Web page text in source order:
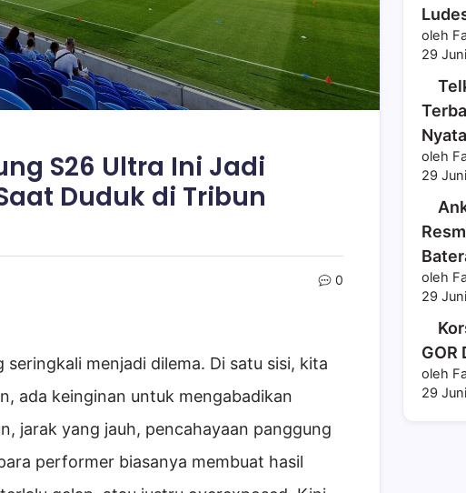
S26 Ultra Ini Jadi
Duduk di Tribun
0
menjadi dilema. Di satu sisi, kita
ada keinginan untuk mengabadikan
jarak yang jauh, pencahayaan panggung
performer biasanya membuat hasil
oleh
29
Nyata
oleh
29
oleh
29
GOR
oleh
29